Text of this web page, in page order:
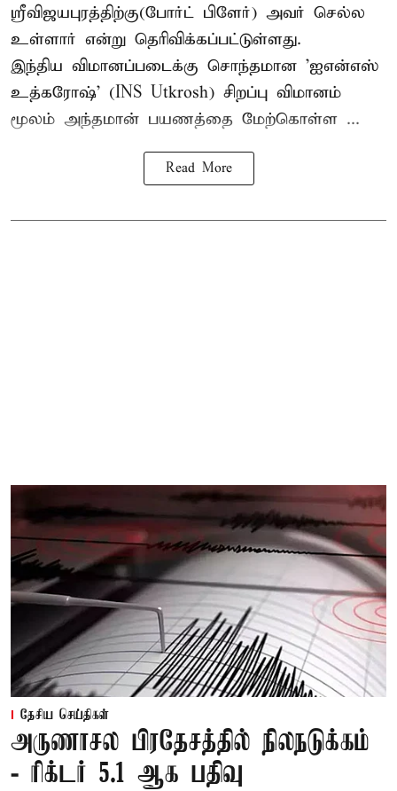
ஸ்ரீவிஜயபுரத்திற்கு(போர்ட் பிளேர்) அவர் செல்ல
உள்ளார் என்று தெரிவிக்கப்பட்டுள்ளது.
இந்திய விமானப்படைக்கு சொந்தமான 'ஐஎன்எஸ்
உத்கரோஷ்' (INS Utkrosh) சிறப்பு விமானம்
மூலம் அந்தமான் பயணத்தை மேற்கொள்ள ...
Read More
தேசிய செய்திகள்
அருணாசல பிரதேசத்தில் நிலநடுக்கம்
- ரிக்டர் 5.1 ஆக பதிவு